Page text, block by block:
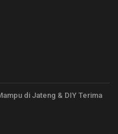
di Jateng & DIY Terima